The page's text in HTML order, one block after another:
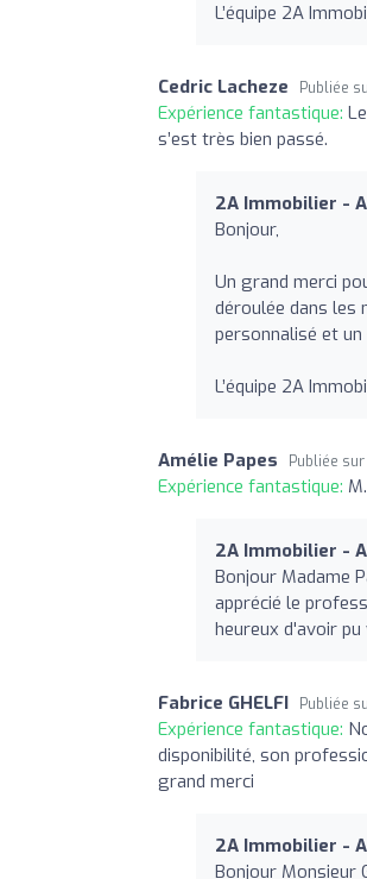
L’équipe 2A
Cedric Lacheze Publiée
Expérience fantastique:
s’est très bien passé.
2A Immobilier -
Bonjour,
Un grand merci
déroulée dans les
personnalisé et
L’équipe 2A
Amélie Papes Publiée sur
Expérience fantastique:
2A Immobilier -
Bonjour Madame
apprécié le
heureux d'avoir
Fabrice GHELFI Publiée
Expérience fantastique:
disponibilité, son
grand merci
2A Immobilier -
Bonjour Monsieur